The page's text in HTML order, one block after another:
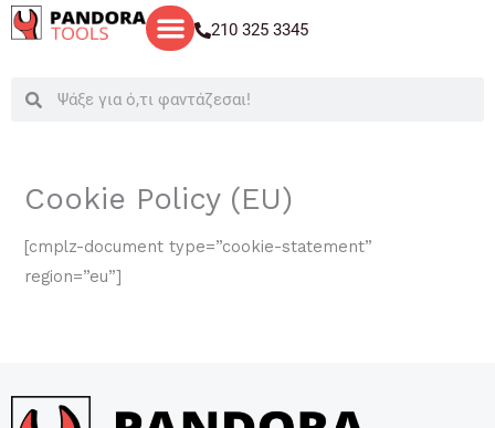
Μετάβαση
στο
210 325 3345
SearchSearch
Cookie Policy (EU)
[cmplz-document type=”cookie-statement”
region=”eu”]